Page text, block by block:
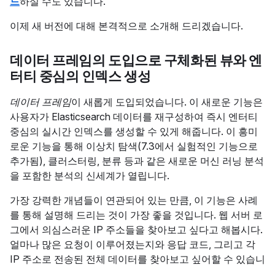
이제 새 버전에 대해 본격적으로 소개해 드리겠습니다.
데이터 프레임의 도입으로 구체화된 뷰와 엔
터티 중심의 인덱스 생성
데이터 프레임이 새롭게 도입되었습니다. 이 새로운 기능은
사용자가 Elasticsearch 데이터를 재구성하여 즉시 엔터티
중심의 실시간 인덱스를 생성할 수 있게 해줍니다. 이 흥미
로운 기능을 통해 이상치 탐색(7.3에서 실험적인 기능으로
추가됨), 클러스터링, 분류 등과 같은 새로운 머신 러닝 분석
을 포함한 분석의 신세계가 열립니다.
가장 강력한 개념들이 연관되어 있는 만큼, 이 기능은 사례
를 통해 설명해 드리는 것이 가장 좋을 것입니다. 웹 서버 로
그에서 의심스러운 IP 주소들을 찾아보고 싶다고 해봅시다.
얼마나 많은 요청이 이루어졌는지와 응답 코드, 그리고 각
IP 주소로 전송된 전체 데이터를 찾아보고 싶어할 수 있습니